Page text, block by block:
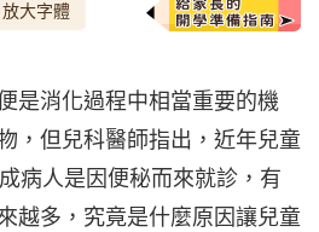
大字體
是消化過程中相當重要的機
，但兒科醫師指出，近年兒童
病人是因便秘而來就診，有
越多，究竟是什麼原因讓兒童